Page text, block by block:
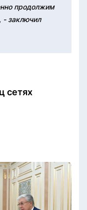
продолжим
- заключил
сетях